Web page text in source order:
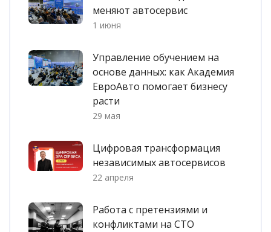
меняют автосервис
1 июня
Управление обучением на
основе данных: как Академия
ЕвроАвто помогает бизнесу
расти
29 мая
Цифровая трансформация
независимых автосервисов
22 апреля
Работа с претензиями и
конфликтами на СТО